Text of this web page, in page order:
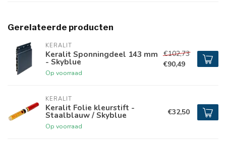
Gerelateerde producten
KERALIT
Keralit Sponningdeel 143 mm
- Skyblue
Op voorraad
€102,73
€90,49
KERALIT
Keralit Folie kleurstift -
Staalblauw / Skyblue
Op voorraad
€32,50